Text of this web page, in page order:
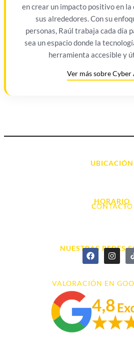
en crear un impacto positivo en la
sus alrededores. Con su
personas, Raúl trabaja cada día
sea un espacio donde la
herramienta accesible y
Ver más sobre Cyber
UBICACIÓN
HORARIO
L. - S. 10:00h a
CONTACTO
NUESTRAS REDES
VALORACIÓN EN